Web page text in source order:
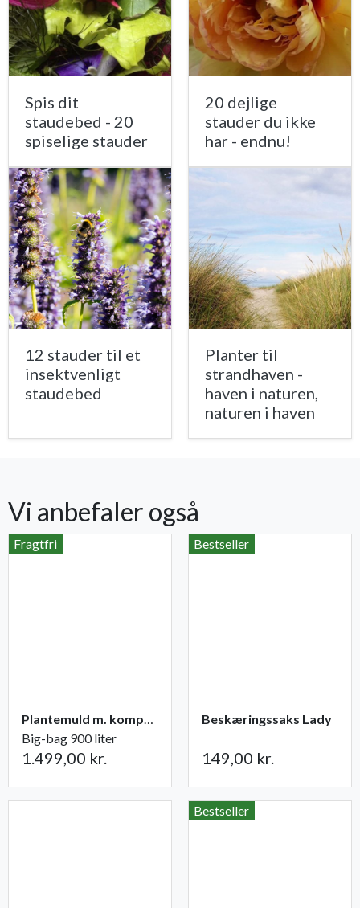
Spis dit
staudebed - 20
spiselige stauder
20 dejlige
stauder du ikke
har - endnu!
12 stauder til et
insektvenligt
staudebed
Planter til
strandhaven -
haven i naturen,
naturen i haven
Vi anbefaler også
Fragtfri
Plantemuld m. kompost fra Champost
Big-bag 900 liter
1.499,00 kr.
Bestseller
Beskæringssaks Lady
149,00 kr.
Bestseller